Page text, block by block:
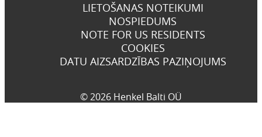
LIETOŠANAS NOTEIKUMI
NOSPIEDUMS
NOTE FOR US RESIDENTS
COOKIES
DATU AIZSARDZĪBAS PAZIŅOJUMS
© 2026 Henkel Balti OÜ